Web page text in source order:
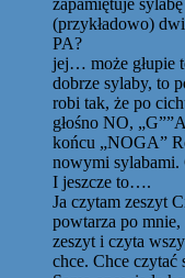
(przykładowo)
PA?
jej… może głupie
dobrze sylaby, to
robi tak, że po
głośno NO,
końcu „NOGA”
nowymi sylabami.
I jeszcze to….
Ja czytam zeszyt
powtarza po mnie,
zeszyt i czyta
chce. Chce czytać